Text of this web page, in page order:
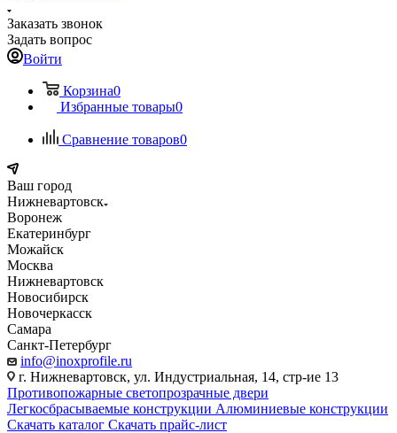
Заказать звонок
Задать вопрос
Войти
Корзина0
Избранные товары0
Сравнение товаров0
Ваш город
Нижневартовск
Воронеж
Екатеринбург
Можайск
Москва
Нижневартовск
Новосибирск
Новочеркасск
Самара
Санкт-Петербург
info@inoxprofile.ru
г. Нижневартовск, ул. Индустриальная, 14, стр-ие 13
Противопожарные светопрозрачные двери
Легкосбрасываемые конструкции Алюминиевые конструкции
Скачать каталог Скачать прайс-лист